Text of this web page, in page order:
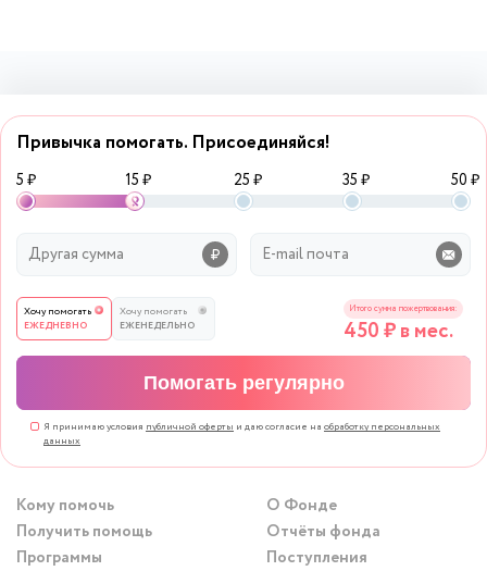
Привычка помогать. Присоединяйся!
5 ₽ 15 ₽ 25 ₽ 35 ₽ 50 ₽
Хочу помогать
ЕЖЕДНЕВНО
Хочу помогать
ЕЖЕНЕДЕЛЬНО
Итого сумма пожертвования:
450₽ в мес.
Помогать регулярно
Я принимаю условия публичной оферты и даю согласие на обработку персональных
данных
Кому помочь
Получить помощь
Программы
О Фонде
Отчёты фонда
Поступления